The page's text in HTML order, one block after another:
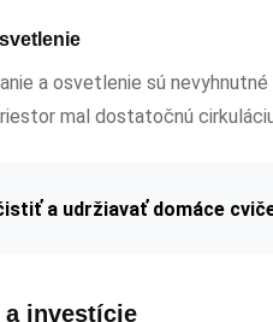
a osvetlenie sú
mal dostatočnú
a udržiavať domáce
a investície